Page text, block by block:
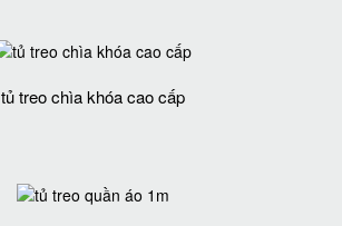
tủ treo chìa khóa cao cấp